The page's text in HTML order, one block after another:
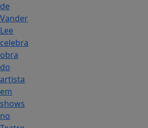
de
Vander
Lee
celebra
obra
do
artista
em
shows
no